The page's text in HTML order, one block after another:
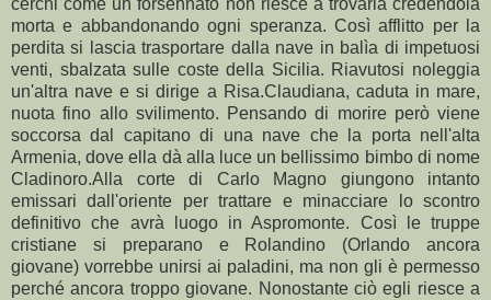
cerchi come un forsennato non riesce a trovarla credendola
morta e abbandonando ogni speranza. Così afflitto per la
perdita si lascia trasportare dalla nave in balìa di impetuosi
venti, sbalzata sulle coste della Sicilia. Riavutosi noleggia
un'altra nave e si dirige a Risa.Claudiana, caduta in mare,
nuota fino allo svilimento. Pensando di morire però viene
soccorsa dal capitano di una nave che la porta nell'alta
Armenia, dove ella dà alla luce un bellissimo bimbo di nome
Cladinoro.Alla corte di Carlo Magno giungono intanto
emissari dall'oriente per trattare e minacciare lo scontro
definitivo che avrà luogo in Aspromonte. Così le truppe
cristiane si preparano e Rolandino (Orlando ancora
giovane) vorrebbe unirsi ai paladini, ma non gli è permesso
perché ancora troppo giovane. Nonostante ciò egli riesce a